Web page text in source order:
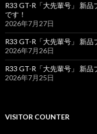
R33 GT-R「大先輩号」 新
です！
2026年7月27日
R33 GT-R「大先輩号」 新
2026年7月26日
R33 GT-R「大先輩号」 新
2026年7月25日
VISITOR COUNTER